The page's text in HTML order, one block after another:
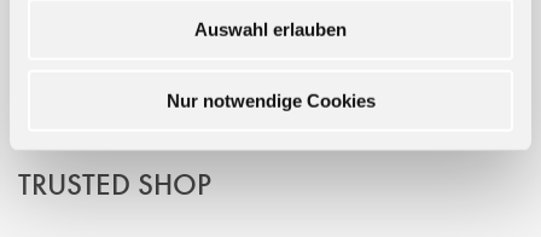
Auswahl erlauben
Nur notwendige Cookies
TRUSTED SHOP